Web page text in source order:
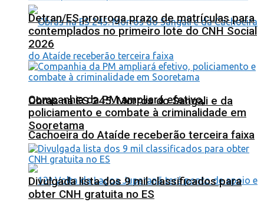
Obras na ES 245: Morros do Sangali e da
Cachoeira do Ataíde receberão terceira faixa
Detran/ES prorroga prazo de matrículas para
contemplados no primeiro lote do CNH Social
2026
Companhia da PM ampliará efetivo,
policiamento e combate à criminalidade em
Sooretama
Divulgada lista dos 9 mil classificados para
obter CNH gratuita no ES